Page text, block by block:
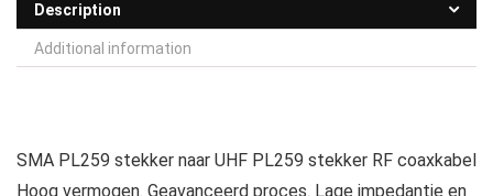
Description
Additional information
SMA PL259 stekker naar UHF PL259 stekker RF coaxkabel
Hoog vermogen. Geavanceerd proces. Lage impedantie en